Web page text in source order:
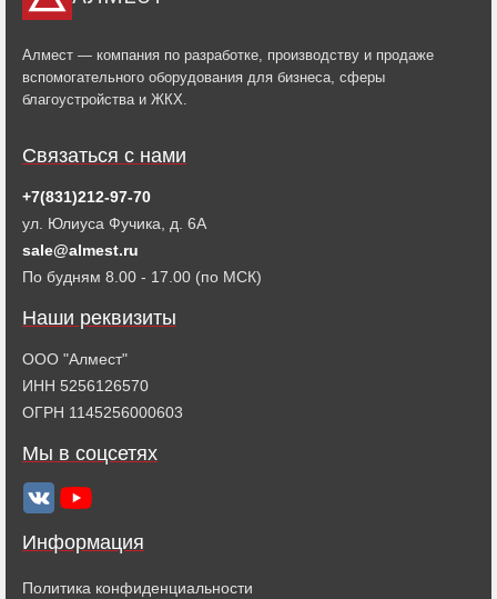
Алмест — компания по разработке, производству и продаже
вспомогательного оборудования для бизнеса, сферы
благоустройства и ЖКХ.
Информация
Политика конфиденциальности
Связаться с нами
+7(831)212-97-70
ул. Юлиуса Фучика, д. 6А
sale@almest.ru
По будням 8.00 - 17.00 (по МСК)
Наши реквизиты
ООО "Алмест"
ИНН 5256126570
ОГРН 1145256000603
Мы в соцсетях